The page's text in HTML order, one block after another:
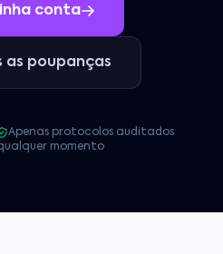
conta
as poupanças
Apenas protocolos auditados
momento